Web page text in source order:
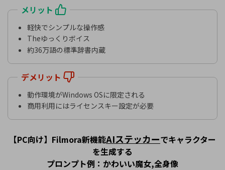
メリット
軽快でシンプルな操作感
Theゆっくりボイス
約36万語の標準辞書内蔵
デメリット
動作環境がWindows OSに限定される
商用利用にはライセンスキー設定が必要
【PC向け】Filmora新機能AIステッカーでキャラクター
を生成する
プロンプト例：かわいい魔女,全身像